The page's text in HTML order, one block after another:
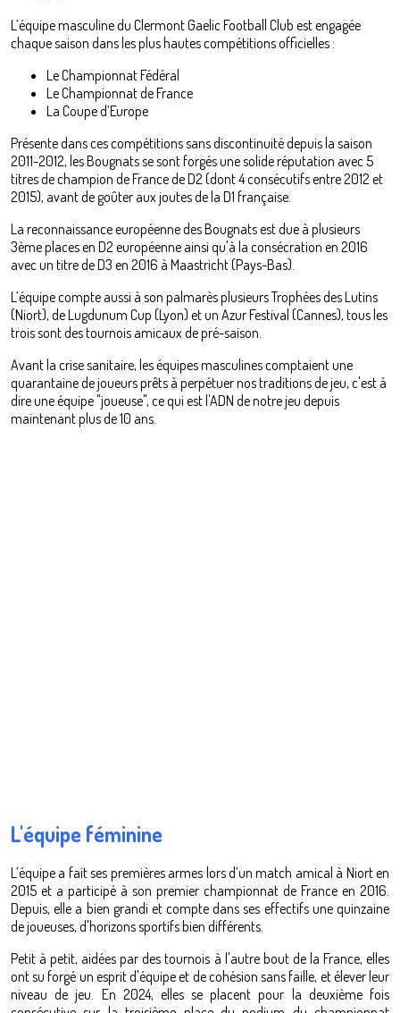
L’équipe masculine du Clermont Gaelic Football Club est engagée
chaque saison dans les plus hautes compétitions officielles :
Le Championnat Fédéral
Le Championnat de France
La Coupe d’Europe
Présente dans ces compétitions sans discontinuité depuis la saison
2011-2012, les Bougnats se sont forgés une solide réputation avec 5
titres de champion de France de D2 (dont 4 consécutifs entre 2012 et
2015), avant de goûter aux joutes de la D1 française.
La reconnaissance européenne des Bougnats est due à plusieurs
3ème places en D2 européenne ainsi qu'à la consécration en 2016
avec un titre de D3 en 2016 à Maastricht (Pays-Bas).
L’équipe compte aussi à son palmarès plusieurs Trophées des Lutins
(Niort), de Lugdunum Cup (Lyon) et un Azur Festival (Cannes), tous les
trois sont des tournois amicaux de pré-saison.
Avant la crise sanitaire, les équipes masculines comptaient une
quarantaine de joueurs prêts à perpétuer nos traditions de jeu, c'est à
dire une équipe "joueuse", ce qui est l'ADN de notre jeu depuis
maintenant plus de 10 ans.
L'équipe féminine
L’équipe a fait ses premières armes lors d’un match amical à Niort en
2015 et a participé à son premier championnat de France en 2016.
Depuis, elle a bien grandi et compte dans ses effectifs une quinzaine
de joueuses, d'horizons sportifs bien différents.
Petit à petit, aidées par des tournois à l'autre bout de la France, elles
ont su forgé un esprit d'équipe et de cohésion sans faille, et élever leur
niveau de jeu. En 2024, elles se placent pour la deuxième fois